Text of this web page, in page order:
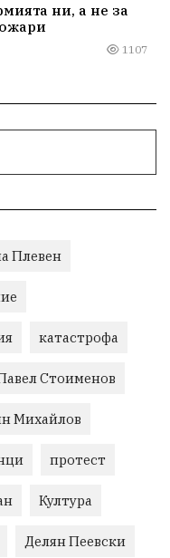
ни, а не за
1107
Плевен
катастрофа
Стоименов
Михайлов
протест
Култура
Делян Пеевски